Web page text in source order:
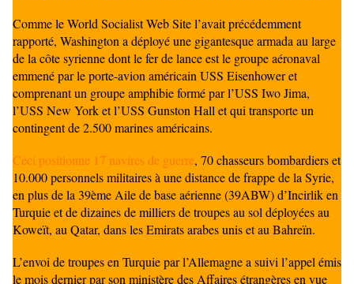
Comme le World Socialist Web Site l’avait précédemment
rapporté, Washington a déployé une gigantesque armada au large
de la côte syrienne dont le fer de lance est le groupe aéronaval
emmené par le porte-avion américain USS Eisenhower et
comprenant un groupe amphibie formé par l’USS Iwo Jima,
l’USS New York et l’USS Gunston Hall et qui transporte un
contingent de 2.500 marines américains.
Ceci positionne 17 navires de guerre, 70 chasseurs bombardiers et
10.000 personnels militaires à une distance de frappe de la Syrie,
en plus de la 39ème Aile de base aérienne (39ABW) d’Incirlik en
Turquie et de dizaines de milliers de troupes au sol déployées au
Koweït, au Qatar, dans les Emirats arabes unis et au Bahreïn.
L’envoi de troupes en Turquie par l’Allemagne a suivi l’appel émis
le mois dernier par son ministère des Affaires étrangères en vue